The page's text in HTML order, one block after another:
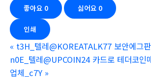
좋아요 0 싫어요 0
인쇄
« t3H_텔레@KOREATALK77 보안에그
n0E_텔레@UPCOIN24 카드로 테더코인
업체_c7Y »